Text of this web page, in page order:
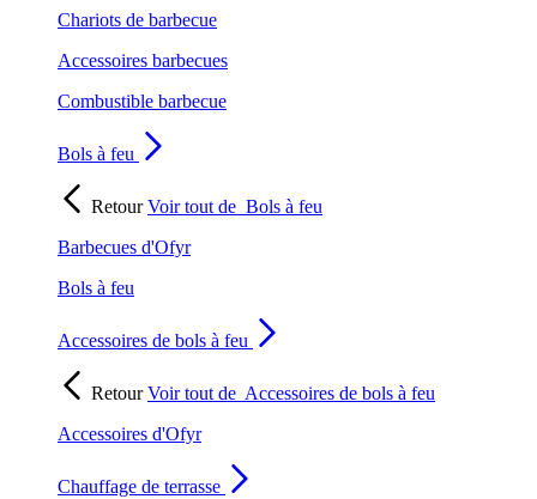
Chariots de barbecue
Accessoires barbecues
Combustible barbecue
Bols à feu
RetourVoir tout de Bols à feu
Barbecues d'Ofyr
Bols à feu
Accessoires de bols à feu
RetourVoir tout de Accessoires de bols à feu
Accessoires d'Ofyr
Chauffage de terrasse